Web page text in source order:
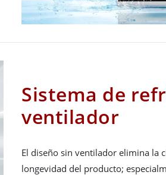
Sistema de
ventilador
El diseño sin ventilador elimina la
longevidad del producto;